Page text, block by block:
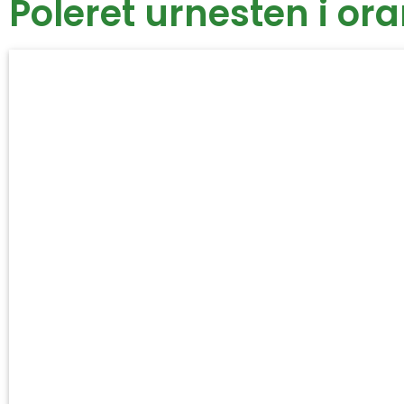
Poleret urnesten i